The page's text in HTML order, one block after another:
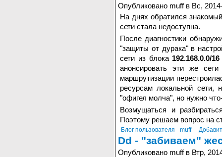
Опубликовано muff в Вс,
На днях обратился
сети стала недоступна.
После диагностики
"защиты от дурака" в
сети из блока 192.168.0.0/16
анонсировать эти же
маршрутизации
ресурсам локальной сети,
"офигел молча", но нужно
Возмущаться и
Поэтому решаем вопрос на
Блог пользователя - muff
Dd - "забиваем"
Опубликовано muff в Втр,